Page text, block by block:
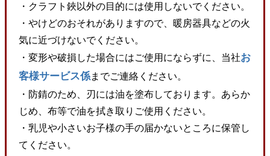
・クラフト鋏以外の目的には使用しないでください。
・やけどのおそれがありますので、暖房器具などの火
気に近づけないでください。
・変形や破損した場合にはご使用にならずに、当社お
客様サービス係までご連絡ください。
・防錆のため、刃には油を塗布しております。あらか
じめ、布等で油を拭き取りご使用ください。
・乳児や小さいお子様の手の届かないところに保管し
てください。